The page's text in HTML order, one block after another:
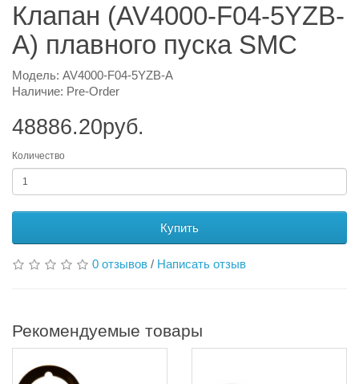
Клапан (AV4000-F04-5YZB-
A) плавного пуска SMC
Модель: AV4000-F04-5YZB-A
Наличие: Pre-Order
48886.20руб.
Количество
Купить
0 отзывов / Написать отзыв
Рекомендуемые товары